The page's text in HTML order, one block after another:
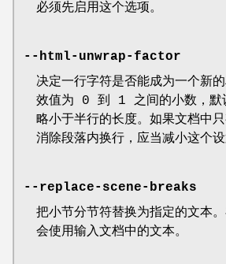
必须先启用这个选项。
--html-unwrap-factor
决定一行字符是否能成为一个新
效值为 0 到 1 之间的小数，默
略小于半行的长度。如果文档中
消除段落内换行，应当减小这个设
--replace-scene-breaks
把小节分节符替换为指定的文本。
会使用输入文档中的文本。